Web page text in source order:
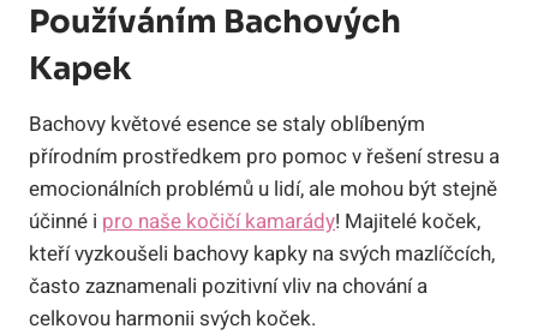
Používáním Bachových
Kapek
Bachovy květové esence se staly oblíbeným
přírodním prostředkem pro pomoc v řešení stresu a
emocionálních problémů u lidí, ale mohou být stejně
účinné i pro naše kočičí kamarády! Majitelé koček,
kteří vyzkoušeli bachovy kapky na svých mazlíčcích,
často zaznamenali pozitivní vliv na chování a
celkovou harmonii svých koček.